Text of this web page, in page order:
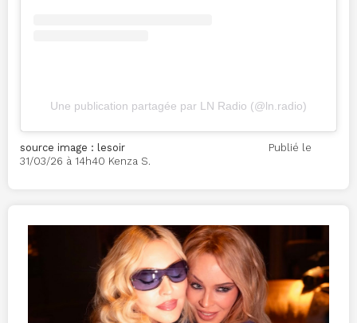
Une publication partagée par LN Radio (@ln.radio)
source image : lesoir Publié le
31/03/26 à 14h40 Kenza S.